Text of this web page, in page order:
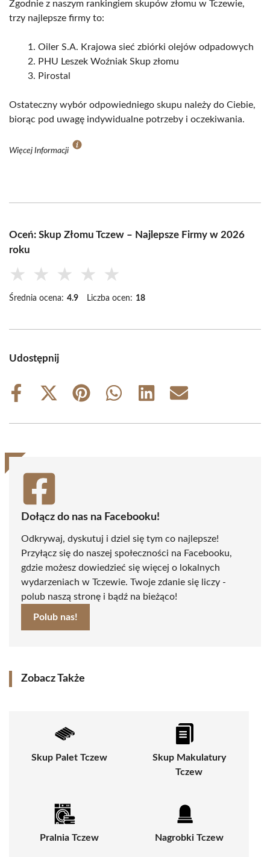
Zgodnie z naszym rankingiem skupów złomu w Tczewie,
trzy najlepsze firmy to:
Oiler S.A. Krajowa sieć zbiórki olejów odpadowych
PHU Leszek Woźniak Skup złomu
Pirostal
Ostateczny wybór odpowiedniego skupu należy do Ciebie,
biorąc pod uwagę indywidualne potrzeby i oczekiwania.
Więcej Informacji
Oceń: Skup Złomu Tczew – Najlepsze Firmy w 2026
roku
★ ★ ★ ★ ★
Średnia ocena: 4.9 Liczba ocen: 18
Udostępnij
Share
Share
(Twitter)
Share
Share
Share
Share
Dołącz do nas na Facebooku!
Odkrywaj, dyskutuj i dziel się tym co najlepsze!
Przyłącz się do naszej społeczności na Facebooku,
gdzie możesz dowiedzieć się więcej o lokalnych
wydarzeniach w Tczewie. Twoje zdanie się liczy -
polub naszą stronę i bądź na bieżąco!
Polub nas!
Zobacz Także
Skup Palet Tczew
Skup Makulatury
Tczew
Pralnia Tczew Nagrobki Tczew